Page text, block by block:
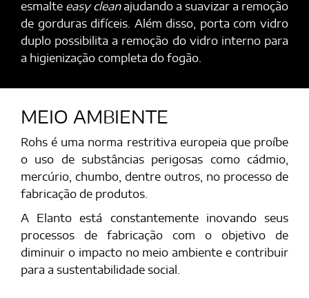
esmalte easy cleanajudando a suavizar a remoção
de gorduras difíceis. Além disso, porta com vidro
duplo possibilita a remoção do vidro interno para
a higienização completa do fogão.
MEIO AMBIENTE
Rohs é uma norma restritiva europeia que proíbe
o uso de substâncias perigosas como cádmio,
mercúrio, chumbo, dentre outros, no processo de
fabricação de produtos.
A Elanto está constantemente inovando seus
processos de fabricação com o objetivo de
diminuir o impacto no meio ambiente e contribuir
para a sustentabilidade social.